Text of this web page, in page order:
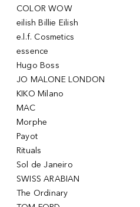
COLOR WOW
eilish Billie Eilish
e.l.f. Cosmetics
essence
Hugo Boss
JO MALONE LONDON
KIKO Milano
MAC
Morphe
Payot
Rituals
Sol de Janeiro
SWISS ARABIAN
The Ordinary